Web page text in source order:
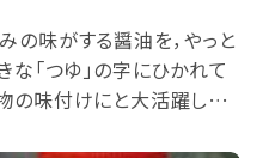
の味がする醤油を，やっと
な「つゆ」の字にひかれて
の味付けにと大活躍して